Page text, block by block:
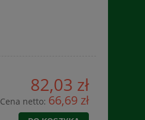
82,03 zł
Cena netto: 66,69 zł